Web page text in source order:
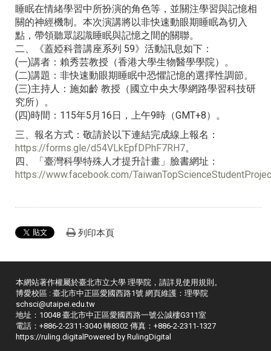
睡眠在情緒學習中所扮演的角色等，並關注學習與記憶相
關的神經機制。本次演講將以非快速動眼期睡眠為切入
點，帶領聽眾認識睡眠與記憶之間的關聯。
二、《蓋婭科普講座系列 59》活動訊息如下：
(一)講者：賴秀芸教授（香港大學生物醫學學院）。
(二)講題：非快速動眼期睡眠中恐懼記憶的選擇性調節。
(三)主持人：施如齡 教授（國立中央大學網路學習科技研
究所）。
(四)時間：115年5月16日，上午9時（GMT+8）。
三、報名方式：敬請於以下連結完成線上報名：
https://forms.gle/d54VLkEpfDPhF7RH7。
四、「臺灣科學特殊人才提升計畫」臉書網址：
https://www.facebook.com/
列印本頁
本網站著作權屬於臺北市立大學 理學院，請詳見 使用規則 。
博愛校區 : 臺北市中正區愛國西路1號 網頁維護：理學院
schsci@utaipei.edu.tw
地址：10048 臺北市中正區愛國西路一號公誠樓G311室
電話：+886-2-2311-3040 轉8302 傳真：+886-2-2311-1327
https://ruling.digitalPowered by RulingDigital